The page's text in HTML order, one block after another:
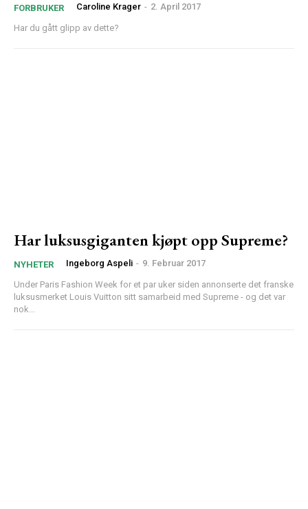
FORBRUKER Caroline Krager - 2. April 2017
Har du gått glipp av dette?
Har luksusgiganten kjøpt opp Supreme?
NYHETER Ingeborg Aspeli - 9. Februar 2017
Under Paris Fashion Week for et par uker siden annonserte det franske
luksusmerket Louis Vuitton sitt samarbeid med Supreme - og det var
nok...